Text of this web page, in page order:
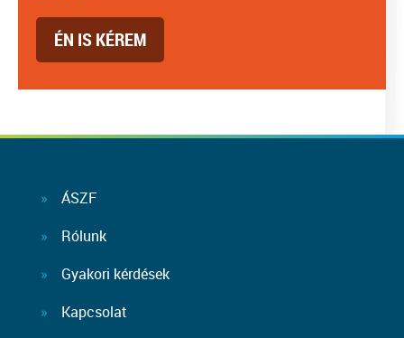
ÉN IS KÉREM
ÁSZF
Rólunk
Gyakori kérdések
Kapcsolat